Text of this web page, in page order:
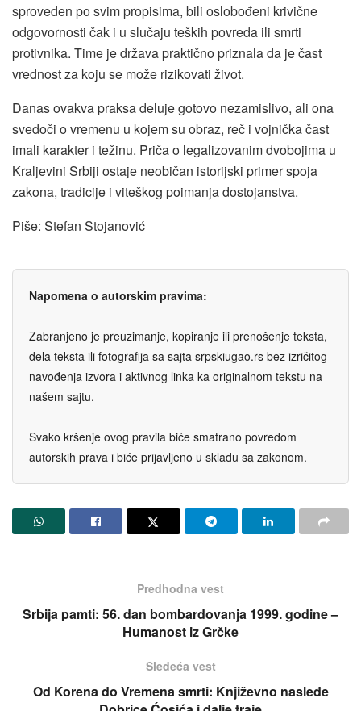
sproveden po svim propisima, bili oslobođeni krivične
odgovornosti čak i u slučaju teških povreda ili smrti
protivnika. Time je država praktično priznala da je čast
vrednost za koju se može rizikovati život.
Danas ovakva praksa deluje gotovo nezamislivo, ali ona
svedoči o vremenu u kojem su obraz, reč i vojnička čast
imali karakter i težinu. Priča o legalizovanim dvobojima u
Kraljevini Srbiji ostaje neobičan istorijski primer spoja
zakona, tradicije i viteškog poimanja dostojanstva.
Piše: Stefan Stojanović
Napomena o autorskim pravima:
Zabranjeno je preuzimanje, kopiranje ili prenošenje teksta,
dela teksta ili fotografija sa sajta srpskiugao.rs bez izričitog
navođenja izvora i aktivnog linka ka originalnom tekstu na
našem sajtu.
Svako kršenje ovog pravila biće smatrano povredom
autorskih prava i biće prijavljeno u skladu sa zakonom.
Predhodna vest
Srbija pamti: 56. dan bombardovanja 1999. godine –
Humanost iz Grčke
Sledeća vest
Od Korena do Vremena smrti: Književno nasleđe